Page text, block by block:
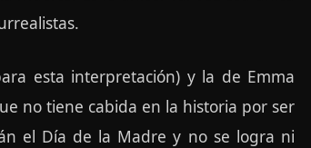
esta interpretación) y la de Emma
no tiene cabida en la historia por ser
el Día de la Madre y no se logra ni